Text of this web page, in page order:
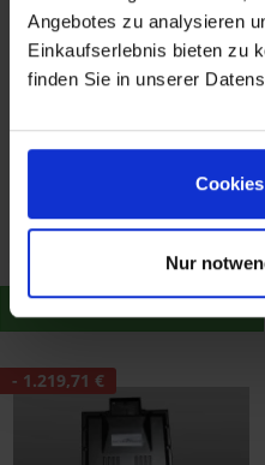
Angebotes zu analysieren
Einkaufserlebnis bieten zu
finden Sie in unserer
Nur
Leistungssteigerung für
BMW 4er F32/F33 435d
xDrive
4.063,01 €
3.859,85 €
- 1.219,71 €